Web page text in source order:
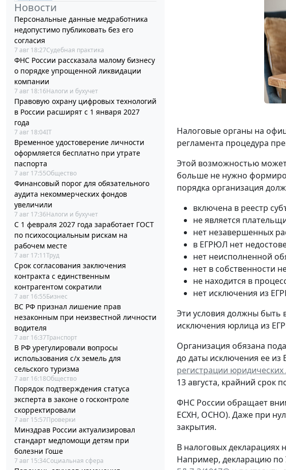
Новости
Персональные данные медработника
недопустимо публиковать без его
согласия
7 авг 18:27Судебная практика
ФНС России рассказала малому бизнесу
о порядке упрощенной ликвидации
компании
7 авг 18:16Налоги и бухучет
Правовую охрану цифровых технологий
в России расширят с 1 января 2027
года
7 авг 18:04IT
Временное удостоверение личности
оформляется бесплатно при утрате
паспорта
7 авг 17:55Общество
Финансовый порог для обязательного
аудита некоммерческих фондов
увеличили
7 авг 17:36Налоги и бухучет
С 1 февраля 2027 года заработает ГОСТ
по психосоциальным рискам на
рабочем месте
7 авг 17:11Труд
Срок согласования заключения
контракта с единственным
контрагентом сократили
7 авг 16:55Бизнес
ВС РФ признал лишение прав
незаконным при неизвестной личности
водителя
7 авг 16:37Транспорт
В РФ урегулировали вопросы
использования с/х земель для
сельского туризма
7 авг 16:18Общество
Порядок подтверждения статуса
эксперта в законе о госконтроле
скорректировали
7 авг 15:57Проверки
Минздрав России актуализировал
стандарт медпомощи детям при
болезни Гоше
7 авг 15:34Социальная сфера
Налоговые органы на
регламента процедура
Этой возможностью
больше не нужно
порядка организация
включена в реестр
не является
нет незавершенных
в ЕГРЮЛ нет
нет неисполненной
нет в собственности
не находится в
нет исключения из
Эти условия должны быть
исключения юрлица из
Организация обязана
до даты исключения ее из
регистрации
13 августа, крайний срок
ФНС России обращает
ЕСХН, ОСНО). Даже при
закрытия.
В налоговых
Например, декларацию